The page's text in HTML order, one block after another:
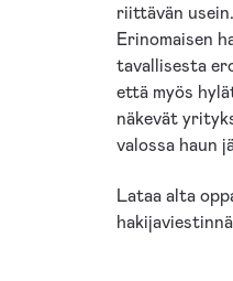
riittävän usein.
Erinomaisen
tavallisesta
että myös
näkevät
valossa haun
Lataa alta